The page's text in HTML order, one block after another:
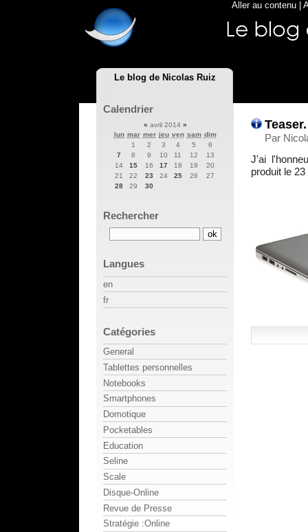
Le blog de Nicolas Ruiz
Aller au contenu
Par
J'ai
produit le
Calendrier
« avril 2014 »
lun mar mer jeu ven sam dim
1
2 3 4 5
6
7
8 9 10 11 12
13
14
15 16 17 18 19
20
21
22 23 24 25 26
27
28
29 30
Rechercher
Langues
en
fr
Catégories
General
Tablettes personnelles
Notebooks
Smartphones
Domotique
Pocketables
Education
Seline
Scale
Disque-Online
Revue de Presse
Stratégie :Online